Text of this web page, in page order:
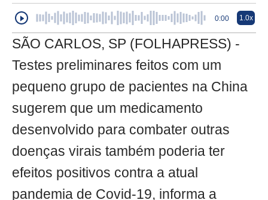
0:00 1.0x
SÃO CARLOS, SP (FOLHAPRESS) -
Testes preliminares feitos com um
pequeno grupo de pacientes na China
sugerem que um medicamento
desenvolvido para combater outras
doenças virais também poderia ter
efeitos positivos contra a atual
pandemia de Covid-19, informa a